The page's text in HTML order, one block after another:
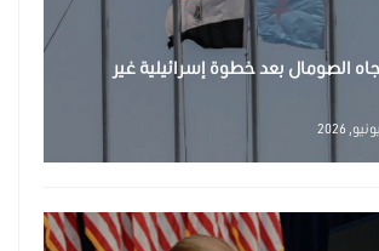
الصومال بعد خطوة إسرائيلية غير